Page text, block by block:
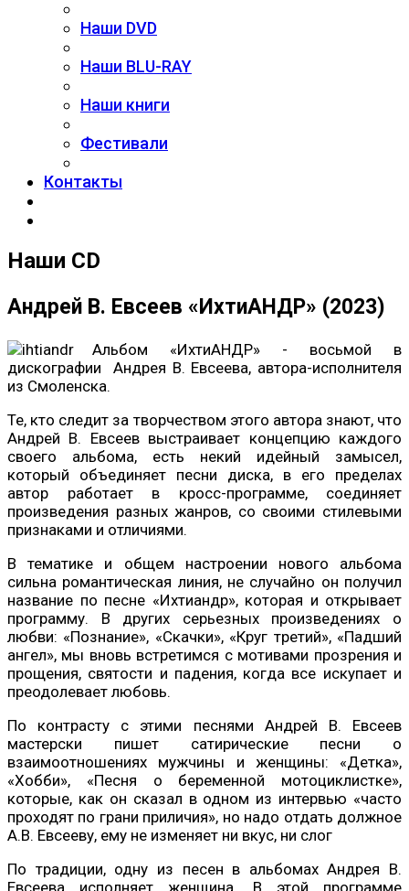
Наши DVD
Наши BLU-RAY
Наши книги
Фестивали
Контакты
Наши CD
Андрей В. Евсеев «ИхтиАНДР» (2023)
Альбом «ИхтиАНДР» - восьмой в
дискографии Андрея В. Евсеева, автора-исполнителя
из Смоленска.
Те, кто следит за творчеством этого автора знают, что
Андрей В. Евсеев выстраивает концепцию каждого
своего альбома, есть некий идейный замысел,
который объединяет песни диска, в его пределах
автор работает в кросс-программе, соединяет
произведения разных жанров, со своими стилевыми
признаками и отличиями.
В тематике и общем настроении нового альбома
сильна романтическая линия, не случайно он получил
название по песне «Ихтиандр», которая и открывает
программу. В других серьезных произведениях о
любви: «Познание», «Скачки», «Круг третий», «Падший
ангел», мы вновь встретимся с мотивами прозрения и
прощения, святости и падения, когда все искупает и
преодолевает любовь.
По контрасту с этими песнями Андрей В. Евсеев
мастерски пишет сатирические песни о
взаимоотношениях мужчины и женщины: «Детка»,
«Хобби», «Песня о беременной мотоциклистке»,
которые, как он сказал в одном из интервью «часто
проходят по грани приличия», но надо отдать должное
А.В. Евсееву, ему не изменяет ни вкус, ни слог
По традиции, одну из песен в альбомах Андрея В.
Евсеева исполняет женщина. В этой программе